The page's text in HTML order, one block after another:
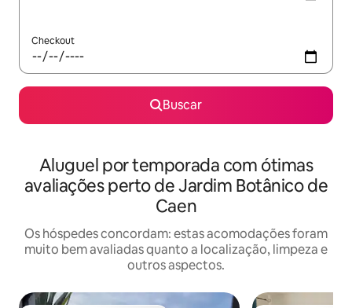
Checkout
Buscar
Aluguel por temporada com ótimas
avaliações perto de Jardim Botânico de
Caen
Os hóspedes concordam: estas acomodações foram
muito bem avaliadas quanto a localização, limpeza e
outros aspectos.